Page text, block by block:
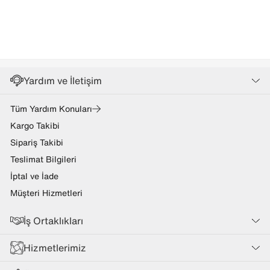
Yardım ve İletişim
Tüm Yardım Konuları
Kargo Takibi
Sipariş Takibi
Teslimat Bilgileri
İptal ve İade
Müşteri Hizmetleri
İş Ortaklıkları
Hizmetlerimiz